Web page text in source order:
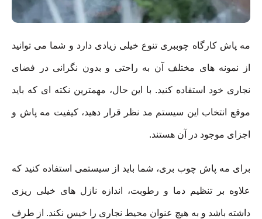
مه پاش کارگاه چوببری تنوع خیلی زیادی دارد و شما می توانید
از نمونه های مختلف آن به راحتی و بدون نگرانی در فضای
نجاری خود استفاده کنید. با این حال، مهمترین نکته ای که باید
موقع انتخاب این سیستم مد نظر قرار دهید، کیفیت مه پاش و
اجزای موجود در آن هستند.
برای مه پاش چوب بری، شما باید از سیستمی استفاده کنید که
علاوه بر تنظیم دما و رطوبت، اندازه نازل های خیلی ریزی
داشته باشد و به هیچ عنوان محیط نجاری را خیس نکند. از طرف